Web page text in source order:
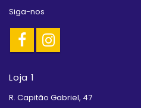
Siga-nos
Loja 1
R. Capitão Gabriel, 47